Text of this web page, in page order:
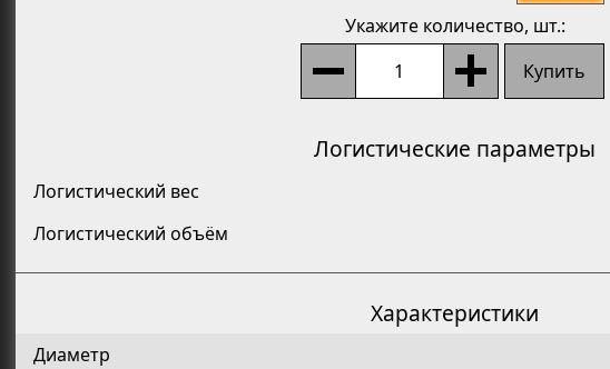
Укажите количество, шт.:
Купить
Логистические параметры
Логистический вес
Логистический объём
Характеристики
Диаметр